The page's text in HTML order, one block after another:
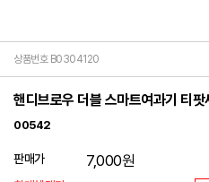
상품번호 B0304120
핸디브로우 더블 스마트여과기 티
00542
판매가 7,000원